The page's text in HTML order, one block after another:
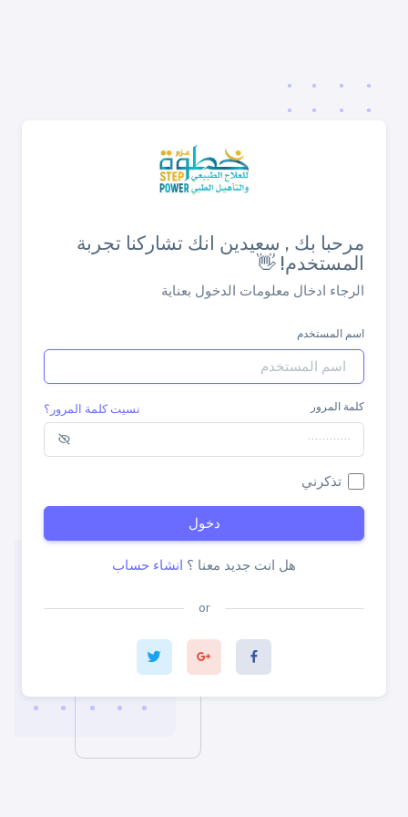
مرحبا بك , سعيدين انك تشاركنا تجربة
المستخدم! 👋
الرجاء ادخال معلومات الدخول بعناية
اسم المستخدم
كلمة المرور نسيت كلمة المرور؟
تذكرني
هل انت جديد معنا ؟ انشاء حساب
or